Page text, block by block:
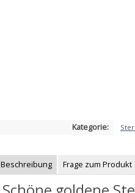
Kategorie:
Beschreibung Frage zum Produkt